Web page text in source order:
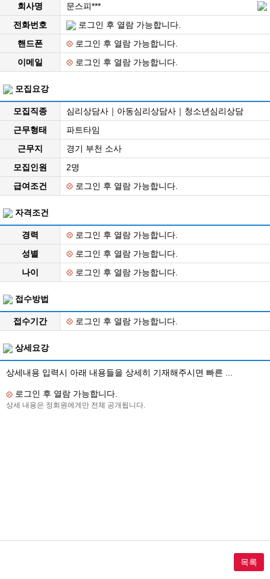
회사명
문스피***
전화번호
로그인 후 열람 가능합니다.
핸드폰
로그인 후 열람 가능합니다.
이메일
로그인 후 열람 가능합니다.
모집요강
모집직종
심리상담사｜아동심리상담사｜청소년심리상담
근무형태
파트타임
근무지
경기 부천 소사
모집인원
2명
급여조건
로그인 후 열람 가능합니다.
자격조건
경력
로그인 후 열람 가능합니다.
성별
로그인 후 열람 가능합니다.
나이
로그인 후 열람 가능합니다.
접수방법
접수기간 로그인 후 열람 가능합니다.
상세요강
상세내용 입력시 아래 내용들을 상세히 기재해주시면 빠른 ...
로그인 후 열람 가능합니다.
상세 내용은 정회원에게만 전체 공개됩니다.
목록